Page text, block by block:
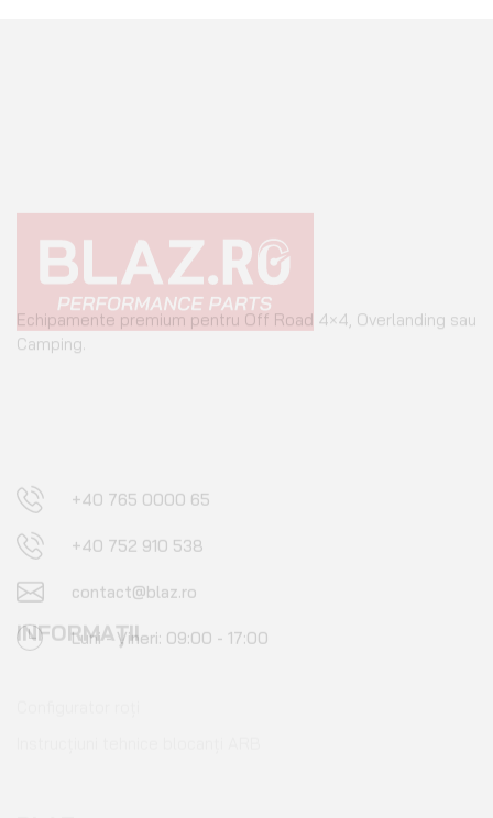
Echipamente premium pentru Off Road 4×4, Overlanding sau
Camping.
Luni - Vineri: 09:00 - 17:00
INFORMAȚII
Configurator roți